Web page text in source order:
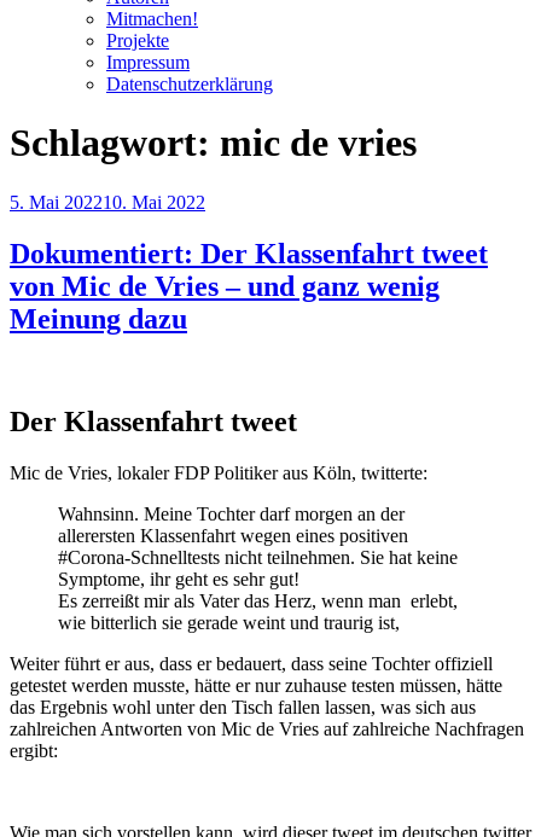
Mitmachen!
Projekte
Impressum
Datenschutzerklärung
Schlagwort: mic de vries
Veröffentlicht
5. Mai 202210. Mai 2022
Dokumentiert: Der Klassenfahrt tweet
von Mic de Vries – und ganz wenig
Meinung dazu
Der Klassenfahrt tweet
Mic de Vries, lokaler FDP Politiker aus Köln, twitterte:
Wahnsinn. Meine Tochter darf morgen an der
allerersten Klassenfahrt wegen eines positiven
#Corona-Schnelltests nicht teilnehmen. Sie hat keine
Symptome, ihr geht es sehr gut!
Es zerreißt mir als Vater das Herz, wenn man erlebt,
wie bitterlich sie gerade weint und traurig ist,
Weiter führt er aus, dass er bedauert, dass seine Tochter offiziell
getestet werden musste, hätte er nur zuhause testen müssen, hätte
das Ergebnis wohl unter den Tisch fallen lassen, was sich aus
zahlreichen Antworten von Mic de Vries auf zahlreiche Nachfragen
ergibt:
Wie man sich vorstellen kann, wird dieser tweet im deutschen twitter